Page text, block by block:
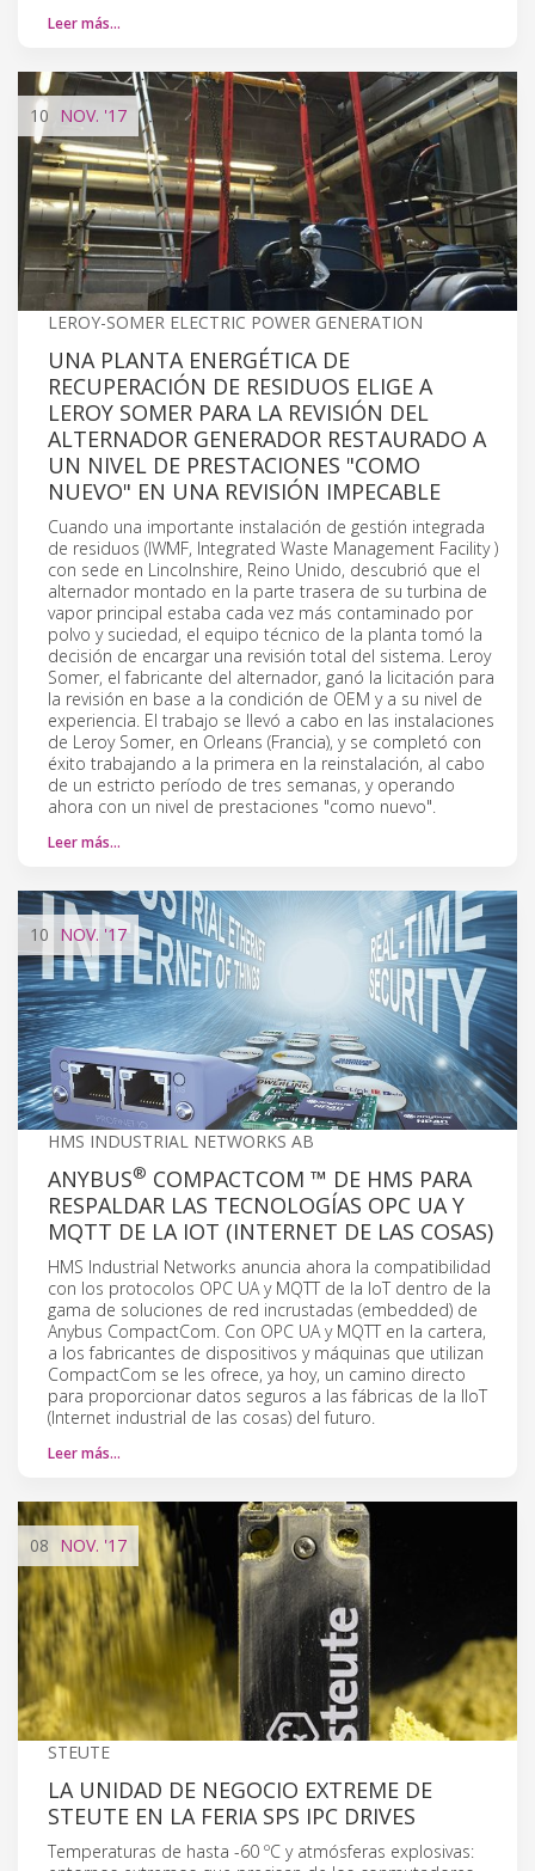
Leer más…
10 NOV. '17
LEROY-SOMER ELECTRIC POWER GENERATION
UNA PLANTA ENERGÉTICA DE
RECUPERACIÓN DE RESIDUOS ELIGE A
LEROY SOMER PARA LA REVISIÓN DEL
ALTERNADOR GENERADOR RESTAURADO A
UN NIVEL DE PRESTACIONES "COMO
NUEVO" EN UNA REVISIÓN IMPECABLE
Cuando una importante instalación de gestión integrada
de residuos (IWMF, Integrated Waste Management Facility )
con sede en Lincolnshire, Reino Unido, descubrió que el
alternador montado en la parte trasera de su turbina de
vapor principal estaba cada vez más contaminado por
polvo y suciedad, el equipo técnico de la planta tomó la
decisión de encargar una revisión total del sistema. Leroy
Somer, el fabricante del alternador, ganó la licitación para
la revisión en base a la condición de OEM y a su nivel de
experiencia. El trabajo se llevó a cabo en las instalaciones
de Leroy Somer, en Orleans (Francia), y se completó con
éxito trabajando a la primera en la reinstalación, al cabo
de un estricto período de tres semanas, y operando
ahora con un nivel de prestaciones "como nuevo".
Leer más…
10 NOV. '17
HMS INDUSTRIAL NETWORKS AB
ANYBUS® COMPACTCOM ™ DE HMS PARA
RESPALDAR LAS TECNOLOGÍAS OPC UA Y
MQTT DE LA IOT (INTERNET DE LAS COSAS)
HMS Industrial Networks anuncia ahora la compatibilidad
con los protocolos OPC UA y MQTT de la IoT dentro de la
gama de soluciones de red incrustadas (embedded) de
Anybus CompactCom. Con OPC UA y MQTT en la cartera,
a los fabricantes de dispositivos y máquinas que utilizan
CompactCom se les ofrece, ya hoy, un camino directo
para proporcionar datos seguros a las fábricas de la IIoT
(Internet industrial de las cosas) del futuro.
Leer más…
08 NOV. '17
STEUTE
LA UNIDAD DE NEGOCIO EXTREME DE
STEUTE EN LA FERIA SPS IPC DRIVES
Temperaturas de hasta -60 ºC y atmósferas explosivas: